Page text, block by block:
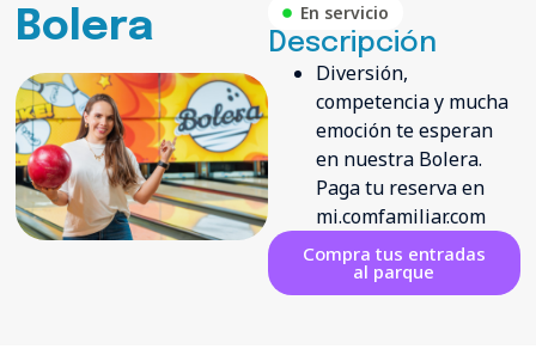
Bolera En servicio
Descripción
Diversión,
competencia y mucha
emoción te esperan
en nuestra Bolera.
Paga tu reserva en
mi.comfamiliar.com
Compra tus entradas
al parque